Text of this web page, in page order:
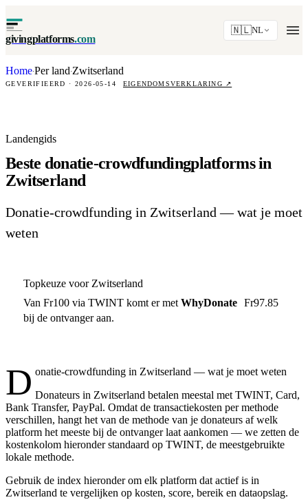
givingplatforms.com
🇳🇱NL
Home·Per land·Zwitserland
GEVERIFIEERD · 2026-05-14 EIGENDOMSVERKLARING ↗
Landengids
Beste donatie-crowdfundingplatforms in
Zwitserland
Donatie-crowdfunding in Zwitserland — wat je moet
weten
Topkeuze voor Zwitserland
Van Fr100 via TWINT komt er met WhyDonate Fr97.85
bij de ontvanger aan.
D onatie-crowdfunding in Zwitserland — wat je moet weten
Donateurs in Zwitserland betalen meestal met TWINT, Card,
Bank Transfer, PayPal. Omdat de transactiekosten per methode
verschillen, hangt het van de methode van je donateurs af welk
platform het meeste bij de ontvanger laat aankomen — we zetten de
kostenkolom hieronder standaard op TWINT, de meestgebruikte
lokale methode.
Gebruik de index hieronder om elk platform dat actief is in
Zwitserland te vergelijken op kosten, score, bereik en dataopslag.